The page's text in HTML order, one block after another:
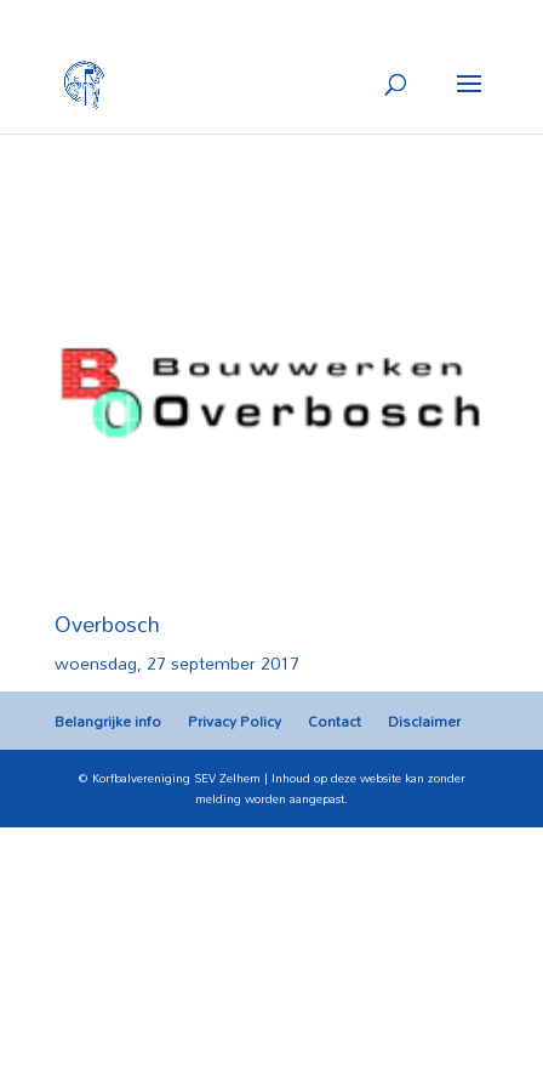
Overbosch
woensdag, 27 september 2017
Belangrijke info Privacy Policy Contact Disclaimer
© Korfbalvereniging SEV Zelhem | Inhoud op deze website kan zonder
melding worden aangepast.